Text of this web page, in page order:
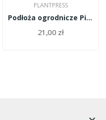
PLANTPRESS
Podłoża ogrodnicze Piotr Chohura
21,00 zł